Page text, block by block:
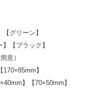
グリーン】
【ブラック】
意）
】
】【70×50mm】